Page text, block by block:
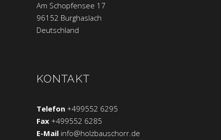
Am Schopfensee 17
96152 Burghaslach
Deutschland
KONTAKT
Telefon +499552 6295
Fax +499552 6285
E-Mail info@holzbauschorr.de